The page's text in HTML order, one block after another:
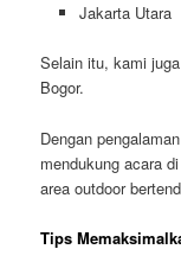
Jakarta Utara
Selain itu, kami
Bogor.
Dengan
mendukung acara
area outdoor
Tips